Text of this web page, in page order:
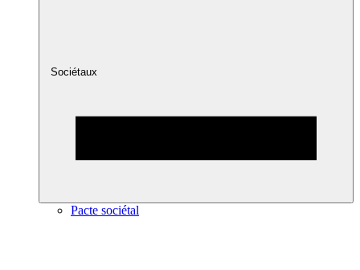
Sociétaux
Pacte sociétal